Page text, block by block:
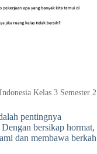
Kelas 3 Semester 2
pentingnya
bersikap hormat,
dan membawa berkah